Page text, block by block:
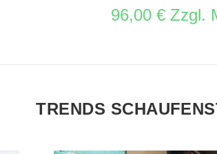
96,00 € Zzgl.
TRENDS